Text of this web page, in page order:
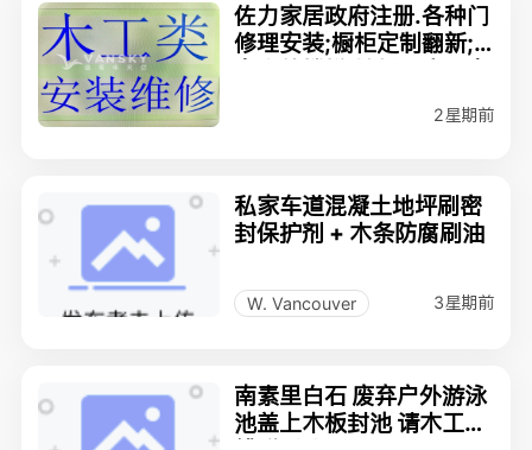
佐力家居政府注册.各种门
修理安装;橱柜定制翻新;
2星期前
私家车道混凝土地坪刷密
封保护剂 + 木条防腐刷油
W. Vancouver 3星期前
南素里白石 废弃户外游泳
池盖上木板封池 请木工师